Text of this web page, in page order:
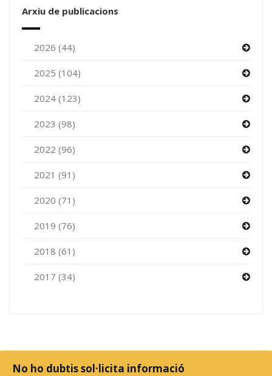
Arxiu de publicacions
2026 (44)
2025 (104)
2024 (123)
2023 (98)
2022 (96)
2021 (91)
2020 (71)
2019 (76)
2018 (61)
2017 (34)
No ho dubtis sol·licita informació